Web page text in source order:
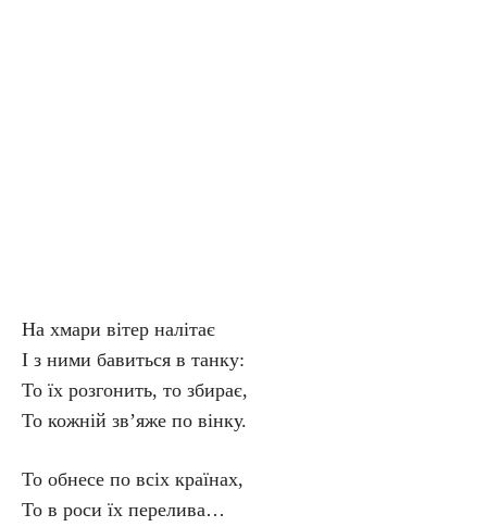
На хмари вітер налітає
І з ними бавиться в танку:
То їх розгонить, то збирає,
То кожній зв’яже по вінку.
То обнесе по всіх країнах,
То в роси їх перелива…